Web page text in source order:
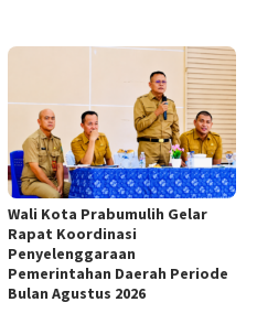
Wali Kota Prabumulih Gelar
Rapat Koordinasi
Penyelenggaraan
Pemerintahan Daerah Periode
Bulan Agustus 2026